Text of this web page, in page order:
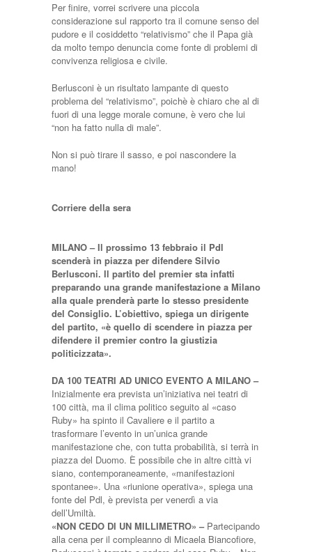
Per finire, vorrei scrivere una piccola
considerazione sul rapporto tra il comune senso del
pudore e il cosiddetto “relativismo” che il Papa già
da molto tempo denuncia come fonte di problemi di
convivenza religiosa e civile.
Berlusconi è un risultato lampante di questo
problema del “relativismo”, poichè è chiaro che al di
fuori di una legge morale comune, è vero che lui
“non ha fatto nulla di male”.
Non si può tirare il sasso, e poi nascondere la
mano!
Corriere della sera
MILANO – Il prossimo 13 febbraio il Pdl
scenderà in piazza per difendere Silvio
Berlusconi. Il partito del premier sta infatti
preparando una grande manifestazione a Milano
alla quale prenderà parte lo stesso presidente
del Consiglio. L’obiettivo, spiega un dirigente
del partito, «è quello di scendere in piazza per
difendere il premier contro la giustizia
politicizzata».
DA 100 TEATRI AD UNICO EVENTO A MILANO –
Inizialmente era prevista un’iniziativa nei teatri di
100 città, ma il clima politico seguito al «caso
Ruby» ha spinto il Cavaliere e il partito a
trasformare l’evento in un’unica grande
manifestazione che, con tutta probabilità, si terrà in
piazza del Duomo. È possibile che in altre città vi
siano, contemporaneamente, «manifestazioni
spontanee». Una «riunione operativa», spiega una
fonte del Pdl, è prevista per venerdì a via
dell’Umiltà.
«NON CEDO DI UN MILLIMETRO» – Partecipando
alla cena per il compleanno di Micaela Biancofiore,